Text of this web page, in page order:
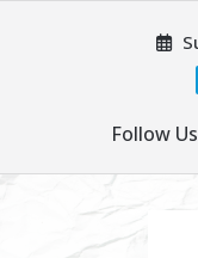
Follow Us